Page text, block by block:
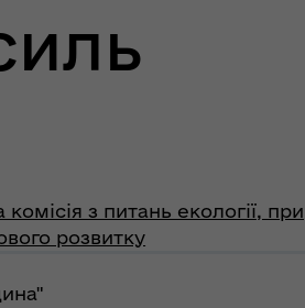
комісія з питань екології,
розвитку